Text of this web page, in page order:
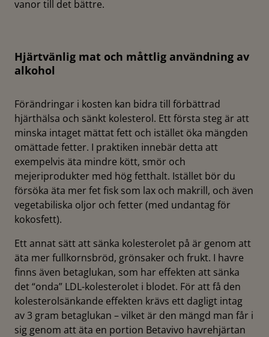
vanor till det bättre.
Hjärtvänlig mat och måttlig användning av
alkohol
Förändringar i kosten kan bidra till förbättrad
hjärthälsa och sänkt kolesterol. Ett första steg är att
minska intaget mättat fett och istället öka mängden
omättade fetter. I praktiken innebär detta att
exempelvis äta mindre kött, smör och
mejeriprodukter med hög fetthalt. Istället bör du
försöka äta mer fet fisk som lax och makrill, och även
vegetabiliska oljor och fetter (med undantag för
kokosfett).
Ett annat sätt att sänka kolesterolet på är genom att
äta mer fullkornsbröd, grönsaker och frukt. I havre
finns även betaglukan, som har effekten att sänka
det “onda” LDL-kolesterolet i blodet. För att få den
kolesterolsänkande effekten krävs ett dagligt intag
av 3 gram betaglukan – vilket är den mängd man får i
sig genom att äta en portion Betavivo havrehjärtan